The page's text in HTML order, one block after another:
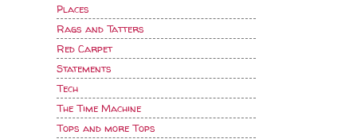
Places
Rags and Tatters
Red Carpet
Statements
Tech
The Time Machine
Tops and more Tops